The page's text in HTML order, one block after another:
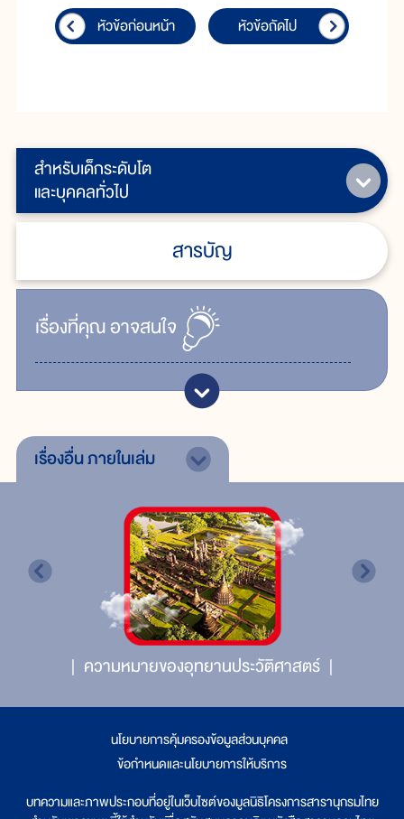
สำหรับเด็กระดับโต
และบุคคลทั่วไป
สารบัญ
เรื่ิองที่คุณอาจสนใจ
หัวข้อก่อนหน้า หัวข้อถัดไป
เรื่องอื่นภายในเล่ม
ความหมายของอุทยานประวัติศาสตร์
นโยบายการคุ้มครองข้อมูลส่วนบุคคล
ข้อกำหนดและนโยบายการให้บริการ
บทความและภาพประกอบที่อยู่ในเว็บไซต์ของมูลนิธิโครงการสารานุกรมไทย